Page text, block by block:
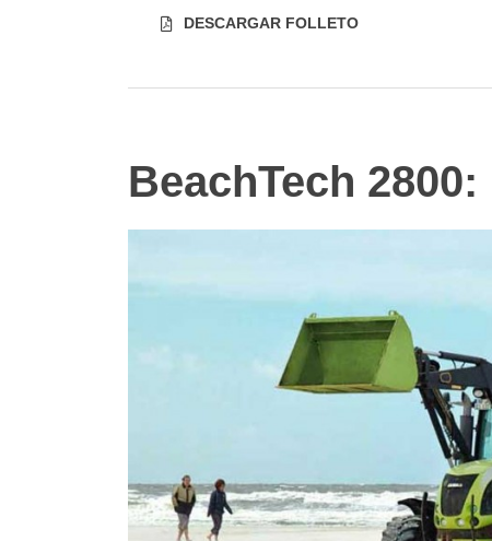
DESCARGAR FOLLETO
BeachTech 2800: